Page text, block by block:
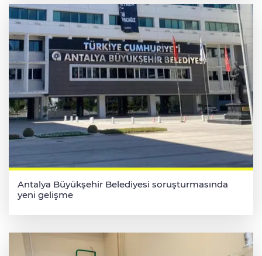
Antalya Büyükşehir Belediyesi soruşturmasında
yeni gelişme